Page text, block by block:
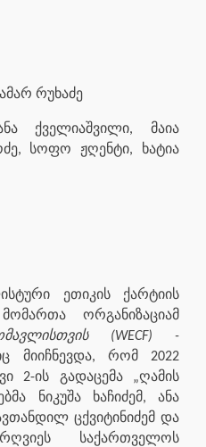
რუხაძე
ქველიაშვილი, მაია
სოფო ჟღენტი, ხატია
ეთიკის ქარტიის
ორგანიზაციამ
(WECF) -
მიიჩნევდა, რომ 2022
2-ის გადაცემა „ღამის
ნიკუშა ხაჩიძემ, ანა
ცქვიტინიძემ და
საქართველოს